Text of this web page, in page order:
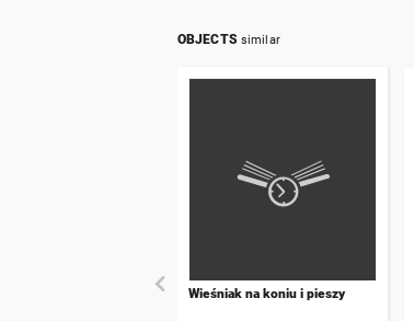
OBJECTS similar
Wieśniak na koniu i pieszy